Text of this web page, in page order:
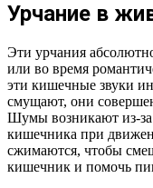
Урчание в
Эти урчания
или во время
эти кишечные звуки
смущают, они
Шумы возникают из-
кишечника при
сжимаются, чтобы
кишечник и помочь